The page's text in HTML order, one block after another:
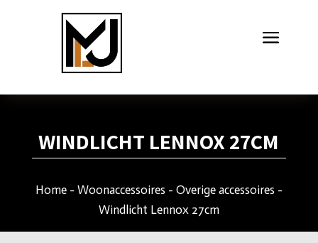
WINDLICHT LENNOX 27CM
Home- Woonaccessoires- Overige accessoires-
Windlicht Lennox 27cm